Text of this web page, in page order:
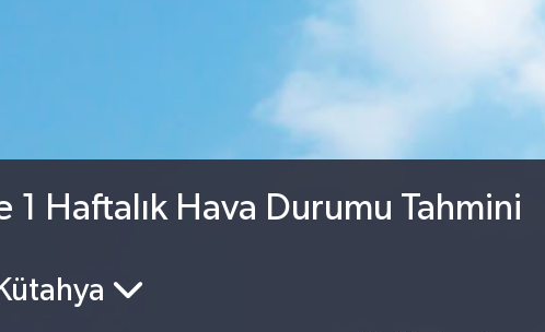
1 Haftalık Hava Durumu Tahmini